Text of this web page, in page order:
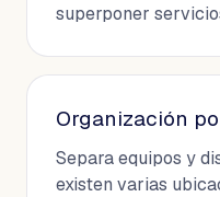
superponer
Organización
Separa equipos y
existen varias